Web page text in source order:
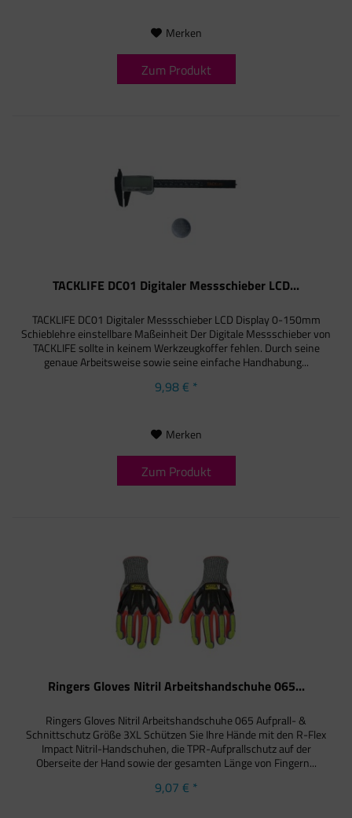
Merken
Zum Produkt
TACKLIFE DC01 Digitaler Messschieber LCD...
TACKLIFE DC01 Digitaler Messschieber LCD Display 0-150mm
Schieblehre einstellbare Maßeinheit Der Digitale Messschieber von
TACKLIFE sollte in keinem Werkzeugkoffer fehlen. Durch seine
genaue Arbeitsweise sowie seine einfache Handhabung...
9,98 € *
Merken
Zum Produkt
Ringers Gloves Nitril Arbeitshandschuhe 065...
Ringers Gloves Nitril Arbeitshandschuhe 065 Aufprall- &
Schnittschutz Größe 3XL Schützen Sie Ihre Hände mit den R-Flex
Impact Nitril-Handschuhen, die TPR-Aufprallschutz auf der
Oberseite der Hand sowie der gesamten Länge von Fingern...
9,07 € *